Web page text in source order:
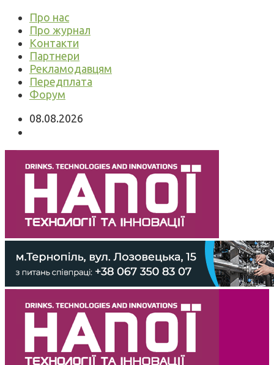
Про нас
Про журнал
Контакти
Партнери
Рекламодавцям
Передплата
Форум
08.08.2026